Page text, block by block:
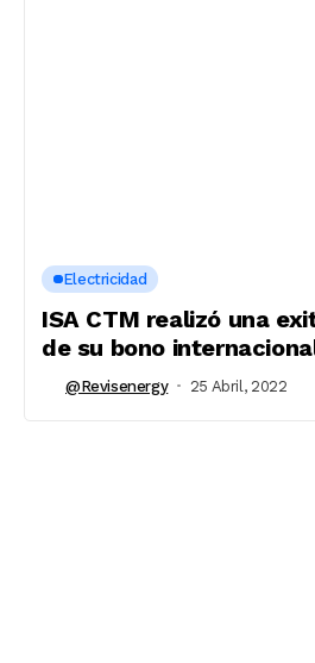
Electricidad
ISA CTM realizó una
de su bono
@revisenergy 25 Abril, 2022